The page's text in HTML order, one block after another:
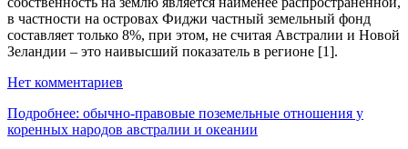
в частности на островах Фиджи частный земельный фонд
составляет только 8%, при этом, не считая Австралии и Новой
Зеландии – это наивысший показатель в регионе [1].
Нет комментариев
Подробнее: обычно-правовые поземельные отношения у
коренных народов австралии и океании